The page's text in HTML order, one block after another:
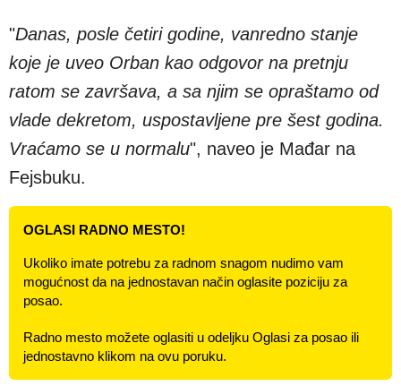
"Danas, posle četiri godine, vanredno stanje
koje je uveo Orban kao odgovor na pretnju
ratom se završava, a sa njim se opraštamo od
vlade dekretom, uspostavljene pre šest godina.
Vraćamo se u normalu", naveo je Mađar na
Fejsbuku.
OGLASI RADNO MESTO!
Ukoliko imate potrebu za radnom snagom nudimo vam
mogućnost da na jednostavan način oglasite poziciju za
posao.
Radno mesto možete oglasiti u odeljku Oglasi za posao ili
jednostavno klikom na ovu poruku.